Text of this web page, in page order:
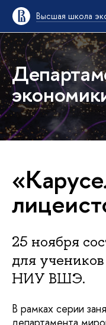
Высшая школа
25 ноября
для
НИУ ВШЭ.
В рамках серии